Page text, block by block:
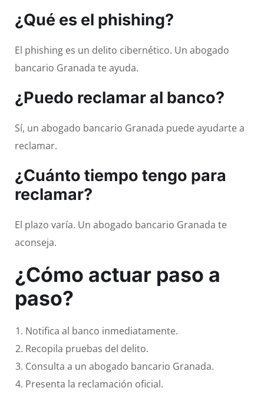
¿Qué es el phishing?
El phishing es un delito cibernético. Un abogado
bancario Granada te ayuda.
¿Puedo reclamar al banco?
Sí, un abogado bancario Granada puede ayudarte a
reclamar.
¿Cuánto tiempo tengo para
reclamar?
El plazo varía. Un abogado bancario Granada te
aconseja.
¿Cómo actuar paso a
paso?
Notifica al banco inmediatamente.
Recopila pruebas del delito.
Consulta a un abogado bancario Granada.
Presenta la reclamación oficial.